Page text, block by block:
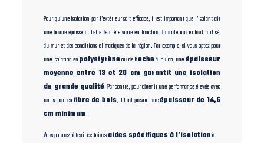
Pour qu’une isolation par l’extérieur soit efficace, il est important que l’isolant ait
une bonne épaisseur. Cette dernière varie en fonction du matériau isolant utilisé,
du mur et des conditions climatiques de la région. Par exemple, si vous optez pour
une isolation enpolystyrèneou derocheà Toulon, uneépaisseur
moyenne entre 13 et 20 cm garantit une isolation
de grande qualité. Par contre, pour obtenir une performance élevée avec
un isolant enfibre de bois, il faut prévoir uneépaisseur de 14,5
cm minimum.
Vous pourrez obtenir certainesaides spécifiques à l’isolationà